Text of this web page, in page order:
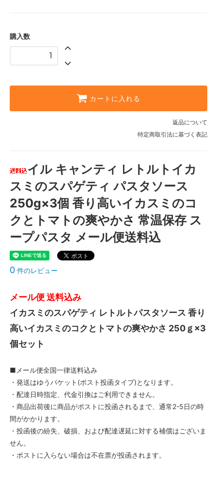
購入数
カートに入れる
返品について
特定商取引法に基づく表記
イル キャンティ レトルトイカ
スミのスパゲティ パスタソース
250g×3個 香り高いイカスミのコ
クとトマトの爽やかさ 常温保存 ス
ープパスタ メール便送料込
0 件のレビュー
メール便 送料込み
イカスミのスパゲティ レトルトパスタソース 香り
高いイカスミのコクとトマトの爽やかさ 250ｇ×3
個セット
■メール便全国一律送料込み
・発送はゆうパケット(ポスト投函タイプ)となります。
・配達日時指定、代金引換はご利用できません。
・商品出荷後に商品がポストに投函されるまで、通常2-5日の時
間がかかります。
・投函後の紛失、破損、および配達遅延に対する補償はございま
せん。
・ポストに入らない場合は不在票が投函されます。